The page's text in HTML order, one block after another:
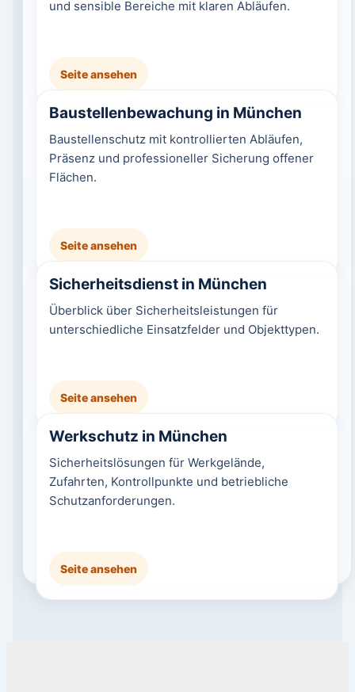
und sensible Bereiche mit klaren Abläufen.
Seite ansehen
Baustellenbewachung in München
Baustellenschutz mit kontrollierten Abläufen,
Präsenz und professioneller Sicherung offener
Flächen.
Seite ansehen
Sicherheitsdienst in München
Überblick über Sicherheitsleistungen für
unterschiedliche Einsatzfelder und Objekttypen.
Seite ansehen
Werkschutz in München
Sicherheitslösungen für Werkgelände,
Zufahrten, Kontrollpunkte und betriebliche
Schutzanforderungen.
Seite ansehen